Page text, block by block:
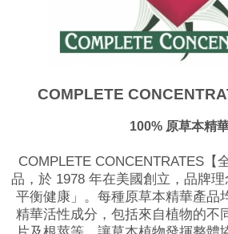
COMPLETE
100% 原草本精
COMPLETE CONCENTRATES【
品，於 1978 年在美國創立，品牌理
平衡健康」。​每種原草本精華產品
精華活性成分，包括來自植物的不